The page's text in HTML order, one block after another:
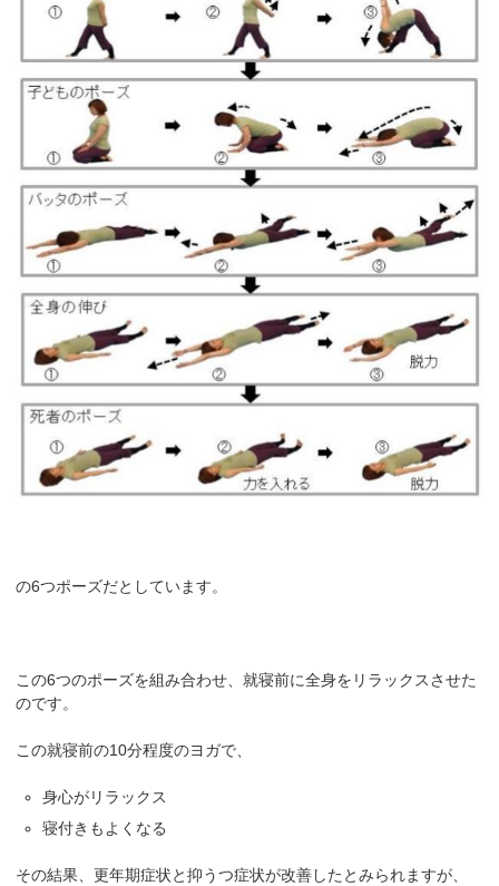
の6つポーズだとしています。
この6つのポーズを組み合わせ、就寝前に全身をリラックスさせた
のです。
この就寝前の10分程度のヨガで、
身心がリラックス
寝付きもよくなる
その結果、更年期症状と抑うつ症状が改善したとみられますが、